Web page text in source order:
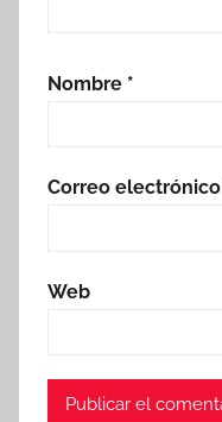
Nombre *
Correo electrónico
Web